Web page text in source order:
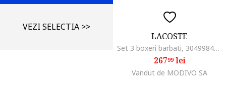
VEZI SELECTIA >>
LACOSTE
Set 3 boxeri barbati, 304998416, Bumbac, Multicolor, Multicolor
26799lei
Vandut de MODIVO SA